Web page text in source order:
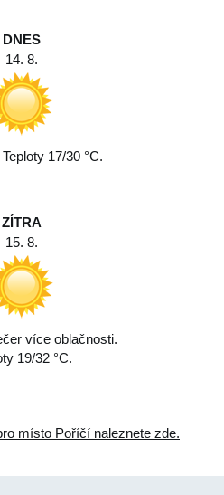
DNES
14. 8.
17/30 °C.
ZÍTRA
15. 8.
více oblačnosti.
19/32 °C.
místo Poříčí naleznete zde.